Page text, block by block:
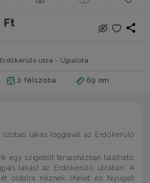
Ft
utca - Újpalota
2 félszoba 69 nm
szobás lakás loggiával az Erdőkerülő
egy szigetelt társasházban található,
lakást az Erdőkerülő utcában. A
oldalra néznek (Kelet és Nyugat)